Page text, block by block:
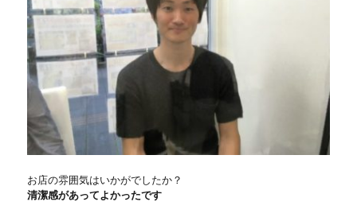
お店の雰囲気はいかがでしたか？
清潔感があってよかったです